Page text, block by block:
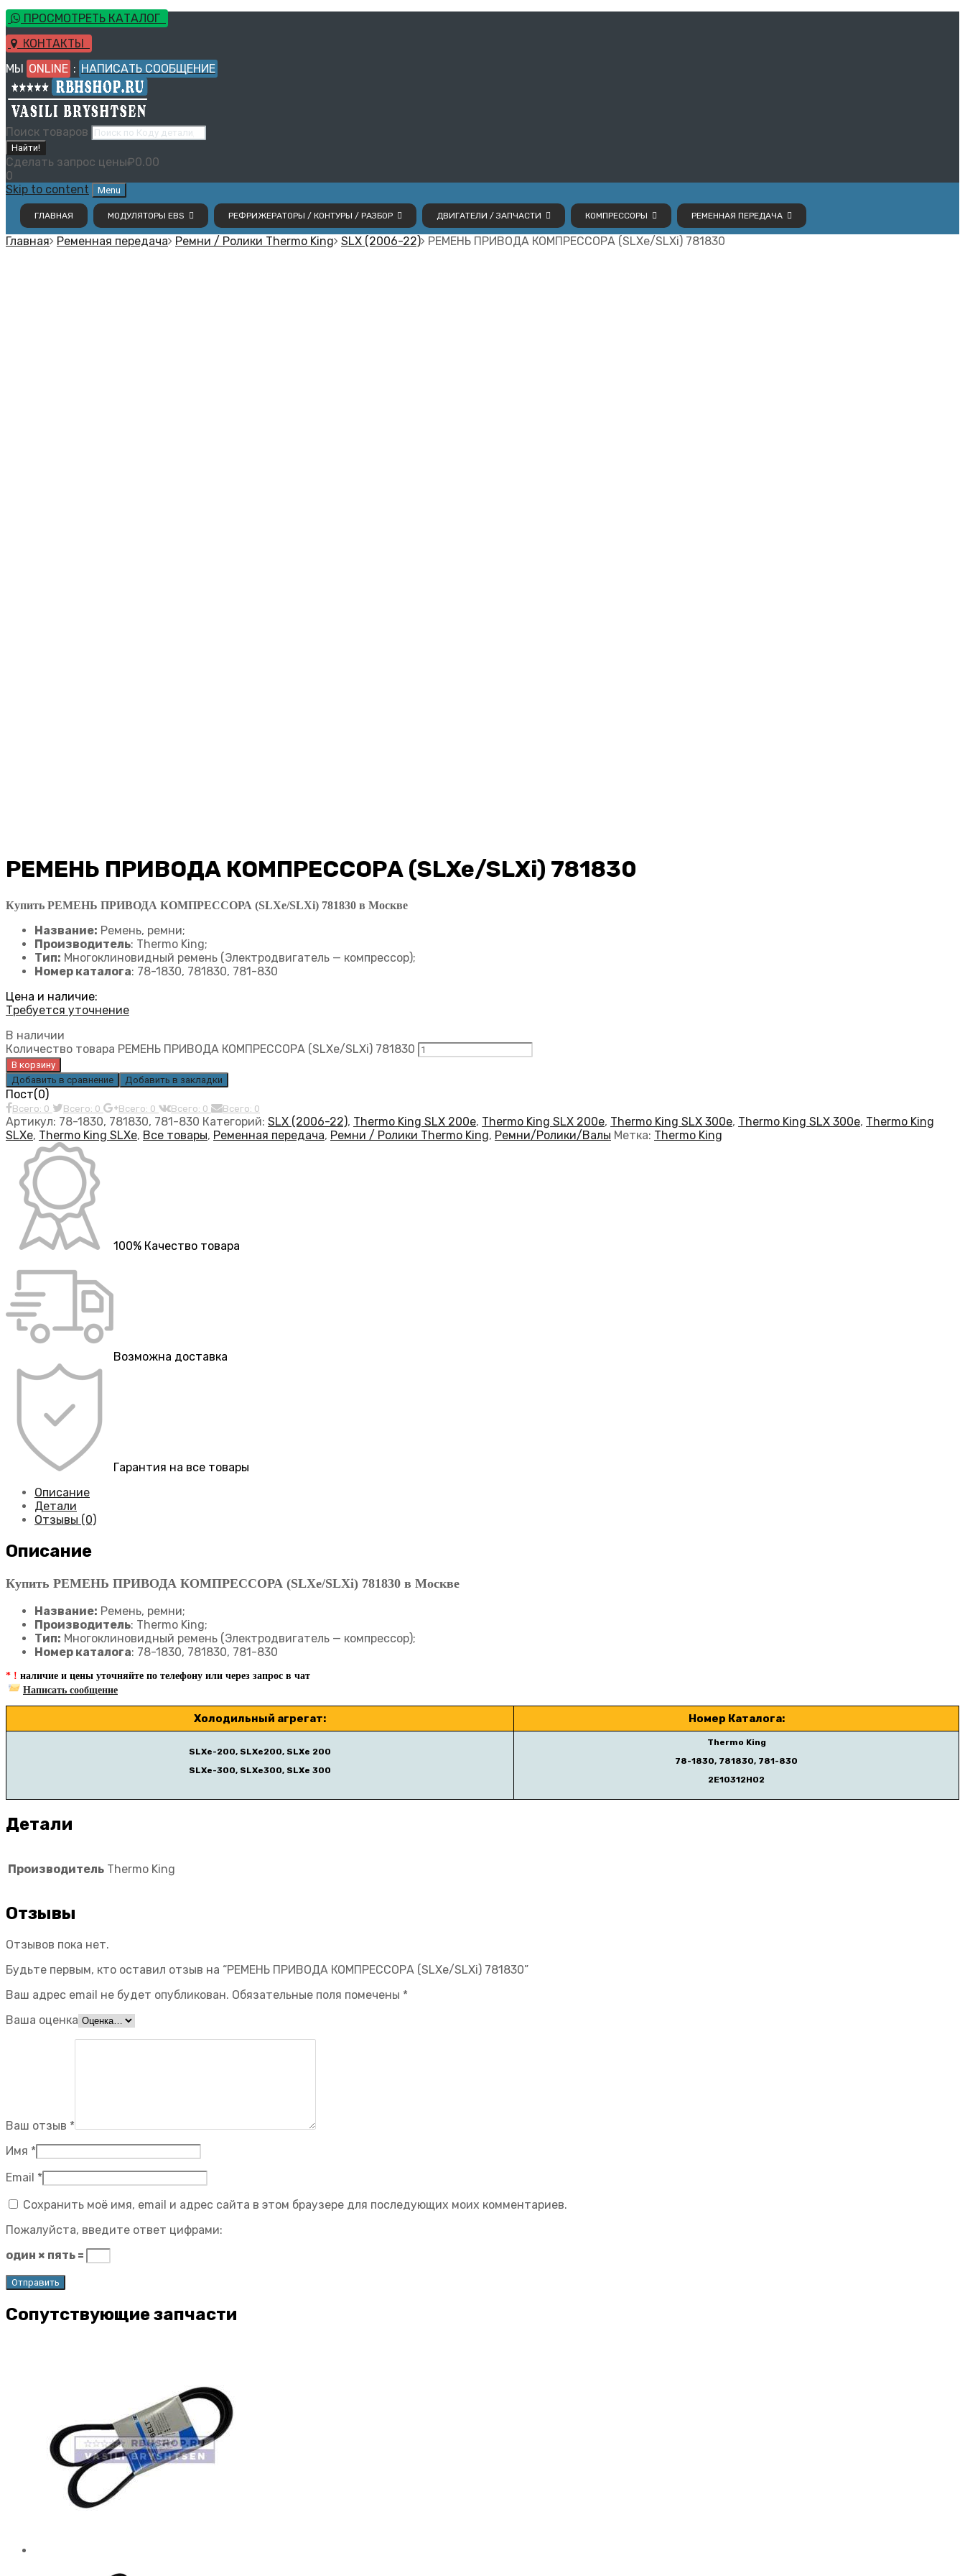
ПРОСМОТРЕТЬ КАТАЛОГ
КОНТАКТЫ
МЫ ONLINE : НАПИСАТЬ СООБЩЕНИЕ
Поиск товаров
Найти!
Сделать запрос цены₽0.00
0
Skip to content
Menu
ГЛАВНАЯ МОДУЛЯТОРЫ EBS РЕФРИЖЕРАТОРЫ / КОНТУРЫ / РАЗБОР ДВИГАТЕЛИ / ЗАПЧАСТИ КОМПРЕССОРЫ РЕМЕННАЯ ПЕРЕДАЧА
Главная Ременная передача Ремни / Ролики Thermo King SLX (2006-22) РЕМЕНЬ ПРИВОДА КОМПРЕССОРА (SLXe/SLXi) 781830
РЕМЕНЬ ПРИВОДА КОМПРЕССОРА (SLXe/SLXi) 781830
Купить РЕМЕНЬ ПРИВОДА КОМПРЕССОРА (SLXe/SLXi) 781830 в Москве
Название: Ремень, ремни;
Производитель: Thermo King;
Тип: Многоклиновидный ремень (Электродвигатель — компрессор);
Номер каталога: 78-1830, 781830, 781-830
Цена и наличие:
Требуется уточнение
В наличии
Количество товара РЕМЕНЬ ПРИВОДА КОМПРЕССОРА (SLXe/SLXi) 781830
В корзину
Добавить в сравнение
Добавить в закладки
Пост(0)
Всего: 0 Всего: 0 Всего: 0 Всего: 0 Всего: 0
Артикул: 78-1830, 781830, 781-830 Категорий: SLX (2006-22), Thermo King SLX 200e, Thermo King SLX 200e, Thermo King SLX 300e, Thermo King SLX 300e, Thermo King
SLXe, Thermo King SLXe, Все товары, Ременная передача, Ремни / Ролики Thermo King, Ремни/Ролики/Валы Метка: Thermo King
100% Качество товара
Возможна доставка
Гарантия на все товары
Описание
Детали
Отзывы (0)
Описание
Купить РЕМЕНЬ ПРИВОДА КОМПРЕССОРА (SLXe/SLXi) 781830 в Москве
Название: Ремень, ремни;
Производитель: Thermo King;
Тип: Многоклиновидный ремень (Электродвигатель — компрессор);
Номер каталога: 78-1830, 781830, 781-830
* ! наличие и цены уточняйте по телефону или через запрос в чат
Написать сообщение
Холодильный агрегат: Номер Каталога:
SLXe-200, SLXe200, SLXe 200
SLXe-300, SLXe300, SLXe 300
Thermo King
78-1830, 781830, 781-830
2E10312H02
Детали
Производитель Thermo King
Отзывы
Отзывов пока нет.
Будьте первым, кто оставил отзыв на “РЕМЕНЬ ПРИВОДА КОМПРЕССОРА (SLXe/SLXi) 781830”
Ваш адрес email не будет опубликован. Обязательные поля помечены *
Ваша оценка
Ваш отзыв *
Имя *
Email *
Сохранить моё имя, email и адрес сайта в этом браузере для последующих моих комментариев.
Пожалуйста, введите ответ цифрами:
один × пять =
Сопутствующие запчасти